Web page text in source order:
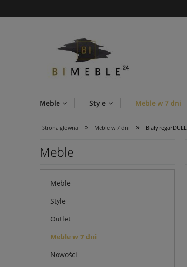
Meble Style Meble w 7 dni
Strona główna » Meble w 7 dni » Biały regał
Meble
Meble
Style
Outlet
Meble w 7 dni
Nowości